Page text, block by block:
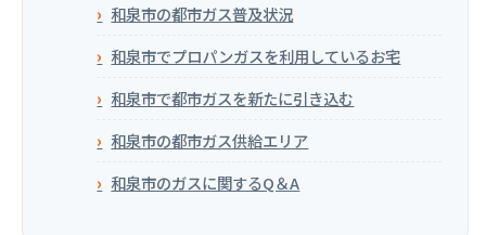
和泉市の都市ガス普及状況
和泉市でプロパンガスを利用しているお宅
和泉市で都市ガスを新たに引き込む
和泉市の都市ガス供給エリア
和泉市のガスに関するQ＆A